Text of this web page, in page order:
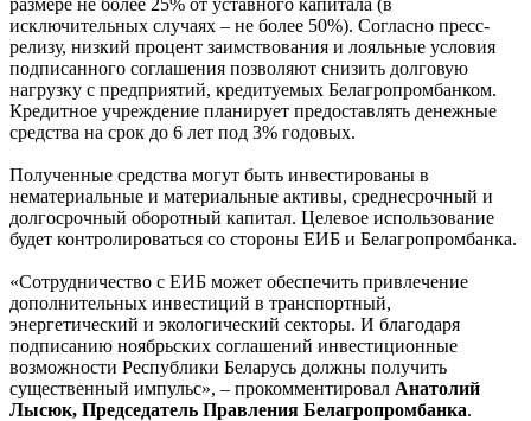
исключительных случаях – не более 50%). Согласно пресс-
релизу, низкий процент заимствования и лояльные условия
подписанного соглашения позволяют снизить долговую
нагрузку с предприятий, кредитуемых Белагропромбанком.
Кредитное учреждение планирует предоставлять денежные
средства на срок до 6 лет под 3% годовых.
Полученные средства могут быть инвестированы в
нематериальные и материальные активы, среднесрочный и
долгосрочный оборотный капитал. Целевое использование
будет контролироваться со стороны ЕИБ и Белагропромбанка.
«Сотрудничество с ЕИБ может обеспечить привлечение
дополнительных инвестиций в транспортный,
энергетический и экологический секторы. И благодаря
подписанию ноябрьских соглашений инвестиционные
возможности Республики Беларусь должны получить
существенный импульс», – прокомментировал Анатолий
Лысюк, Председатель Правления Белагропромбанка.